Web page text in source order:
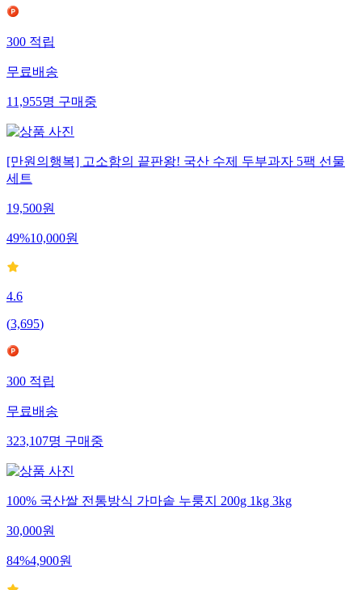
300적립
무료배송
11,955명구매중
[만원의행복] 고소함의 끝판왕! 국산 수제 두부과자 5팩 선물
세트
19,500원
49%10,000원
4.6
(3,695)
300적립
무료배송
323,107명구매중
100% 국산쌀 전통방식 가마솥 누룽지 200g 1kg 3kg
30,000원
84%4,900원